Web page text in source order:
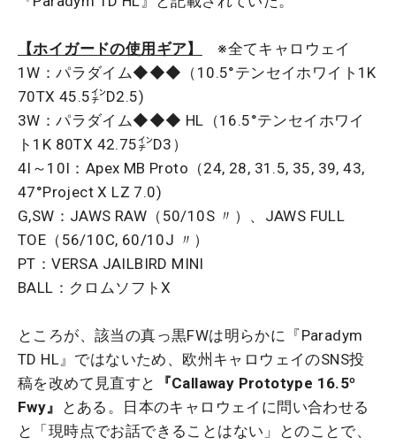
【ホイガードの使用ギア】
※全てキャロウェイ
1W：パラダイム◆◆◆（10.5°テンセイホワイト1K
70TX 45.5㌅D2.5)
3W：パラダイム◆◆◆ HL（16.5°テンセイホワイ
ト1K 80TX 42.75㌅D3）
4I～10I：Apex MB Proto（24, 28, 31.5, 35, 39, 43,
47°Project X LZ 7.0)
G,SW：JAWS RAW（50/10S 〃）、JAWS FULL
TOE（56/10C, 60/10J 〃）
PT：VERSA JAILBIRD MINI
BALL：クロムソフトX
ところが、該当の真っ黒FWは明らかに『Paradym
TD HL』ではないため、欧州キャロウェイのSNS投
稿を改めて見直すと
『Callaway Prototype 16.5º
Fwy』
とある。日本のキャロウェイに問い合わせる
と「現時点でお話できることはない」とのことで、